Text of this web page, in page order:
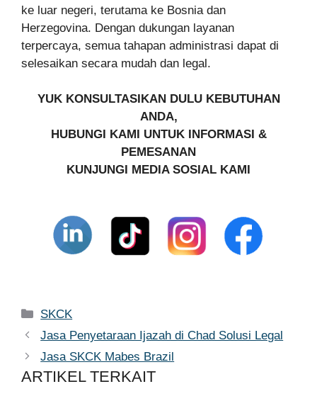
ke luar negeri, terutama ke Bosnia dan
Herzegovina. Dengan dukungan layanan
terpercaya, semua tahapan administrasi dapat di
selesaikan secara mudah dan legal.
YUK KONSULTASIKAN DULU KEBUTUHAN
ANDA,
HUBUNGI KAMI UNTUK INFORMASI &
PEMESANAN
KUNJUNGI MEDIA SOSIAL KAMI
Kategori
SKCK
Jasa Penyetaraan Ijazah di Chad Solusi Legal
Jasa SKCK Mabes Brazil
ARTIKEL TERKAIT